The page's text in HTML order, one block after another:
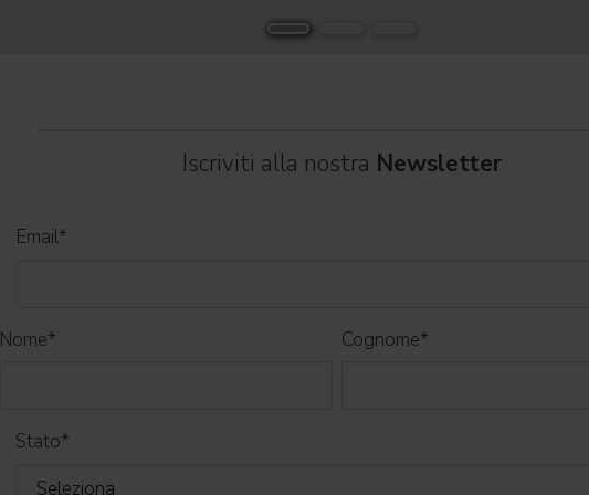
World Tour 2026 " e registrando il tutto esaurito
Iscriviti alla nostra Newsletter
Email*
Nome* Cognome*
Stato*